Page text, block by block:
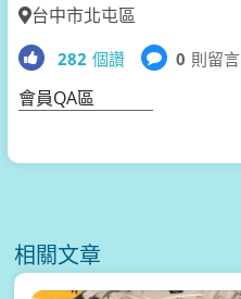
台中市北屯區
282 個讚 0 則留言
會員QA區
相關文章